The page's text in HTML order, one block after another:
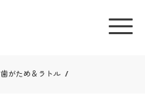
歯がため＆ラトル /